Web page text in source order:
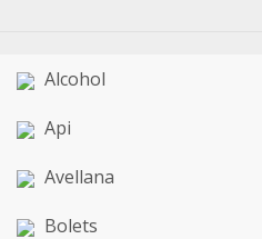
Alcohol
Api
Avellana
Bolets